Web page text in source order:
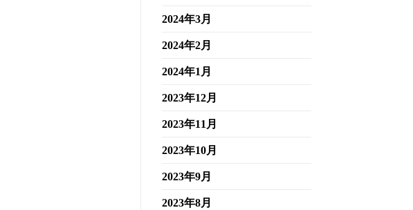
2024年3月
2024年2月
2024年1月
2023年12月
2023年11月
2023年10月
2023年9月
2023年8月